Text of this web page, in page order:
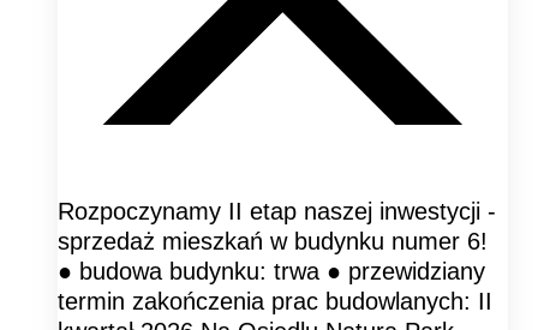
Rozpoczynamy II etap naszej inwestycji -
sprzedaż mieszkań w budynku numer 6!
● budowa budynku: trwa ● przewidziany
termin zakończenia prac budowlanych: II